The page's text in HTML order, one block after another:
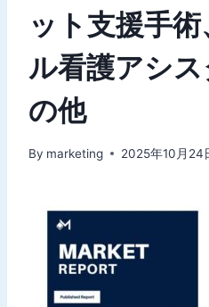
ット支援手
ル看護アシ
の他
By marketing 2025年10月24